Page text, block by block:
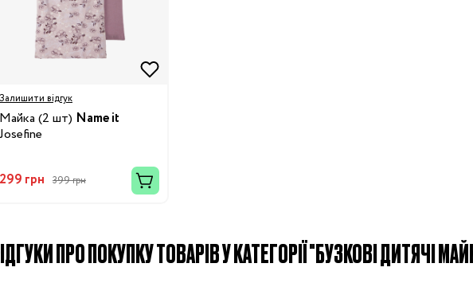
Залишити відгук
Майка (2 шт) Name it
Josefine
299 грн 399 грн
ПРО ПОКУПКУ ТОВАРІВ У КАТЕГОРІЇ "БУЗКОВІ ДИТЯЧІ